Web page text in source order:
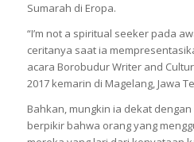
Sumarah di Eropa.
“I’m not a spiritual seeker pada
ceritanya saat ia
acara Borobudur Writer and
2017 kemarin di Magelang, Jawa
Bahkan, mungkin ia dekat
berpikir bahwa orang yang